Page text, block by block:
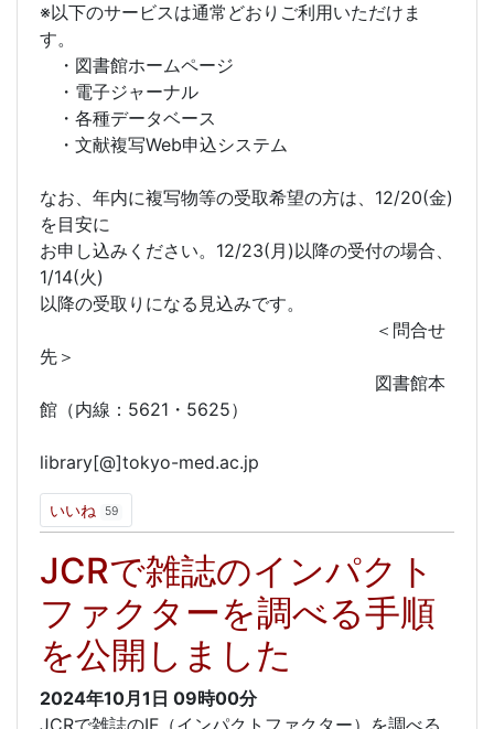
※以下のサービスは通常どおりご利用いただけま
す。
・図書館ホームページ
・電子ジャーナル
・各種データベース
・文献複写Web申込システム
なお、年内に複写物等の受取希望の方は、12/20(金)
を目安に
お申し込みください。12/23(月)以降の受付の場合、
1/14(火)
以降の受取りになる見込みです。
＜問合せ
先＞
図書館本
館（内線：5621・5625）
library[@]tokyo-med.ac.jp
いいね 59
JCRで雑誌のインパクト
ファクターを調べる手順
を公開しました
2024年10月1日 09時00分